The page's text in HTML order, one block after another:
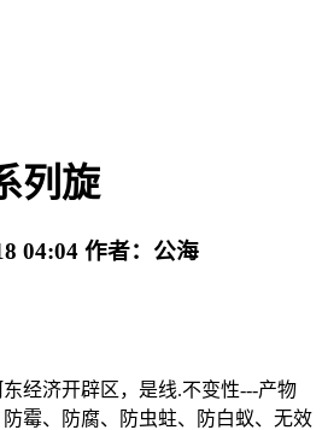
列旋
04:04 作者： 公海
济开辟区，是线.不变性---产物
霉、防腐、防虫蛀、防白蚁、无效